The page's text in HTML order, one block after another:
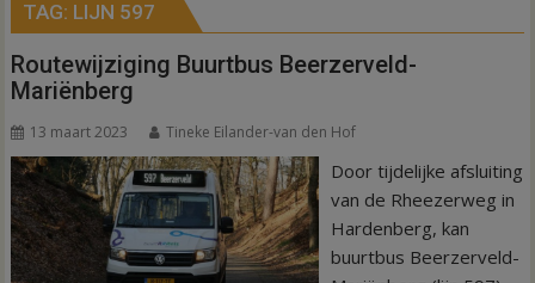
TAG: LIJN 597
Routewijziging Buurtbus Beerzerveld-
Mariënberg
13 maart 2023 Tineke Eilander-van den Hof
Door tijdelijke afsluiting
van de Rheezerweg in
Hardenberg, kan
buurtbus Beerzerveld-